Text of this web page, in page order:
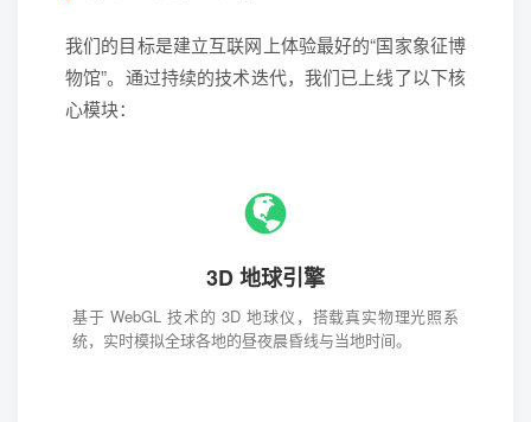
我们的目标是建立互联网上体验最好的“国家象征博
物馆”。通过持续的技术迭代，我们已上线了以下核
心模块：
3D 地球引擎
基于 WebGL 技术的 3D 地球仪，搭载真实物理光照系
统，实时模拟全球各地的昼夜晨昏线与当地时间。